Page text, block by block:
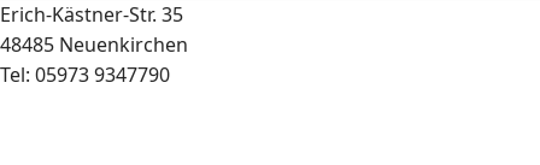
Erich-Kästner-Str. 35
48485 Neuenkirchen
Tel: 05973 9347790